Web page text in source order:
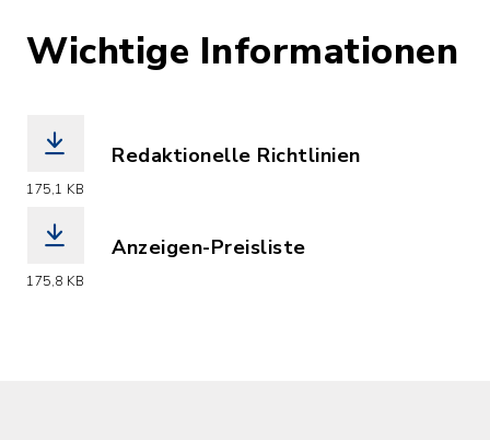
Wichtige Informationen
175,1 KB
Redaktionelle Richtlinien
175,8 KB
Anzeigen-Preisliste